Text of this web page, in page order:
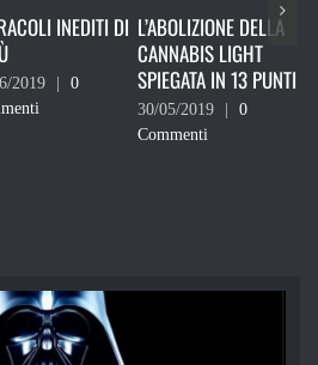
L’ABOLIZIONE DELLA
CANNABIS LIGHT
SPIEGATA IN 13 PUNTI
30/05/2019
RICORDATI CHE
DEVI VOTARE
24/05/2019 | 0
Commenti